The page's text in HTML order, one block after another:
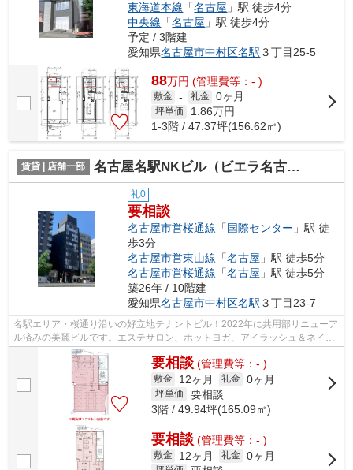
東海道本線 「名古屋 」駅 徒歩4分
中央線 「名古屋 」駅 徒歩4分
予定 / 3階建
愛知県名古屋市中村区名駅 ３丁目25-5
88万円 (管理費等：- )
敷金 - 礼金 0ヶ月
坪単価 1.86万円
1-3階 / 47.37坪(156.62㎡)
賃貸 | 店舗一部 名古屋名駅NKビル（ビエラ名古屋名駅）【 サロン系おすすめ 】
礼0
要相談
名古屋市営桜通線 「国際センター 」駅 徒
歩3分
名古屋市営東山線 「名古屋 」駅 徒歩5分
名古屋市営桜通線 「名古屋 」駅 徒歩5分
築26年 / 10階建
愛知県名古屋市中村区名駅 ３丁目23-7
名駅エリア・桜通り沿いの好立地テナントビル！2022年に共用部リニューア
ル済みの美麗ビルです。エステサロン、ホットヨガ、アイラッシュ＆ネイル
など20～40代の女性をターゲットにし...
要相談 (管理費等：- )
敷金 12ヶ月 礼金 0ヶ月
坪単価
要相談
3階 / 49.94坪(165.09㎡)
要相談 (管理費等：- )
敷金 12ヶ月 礼金 0ヶ月